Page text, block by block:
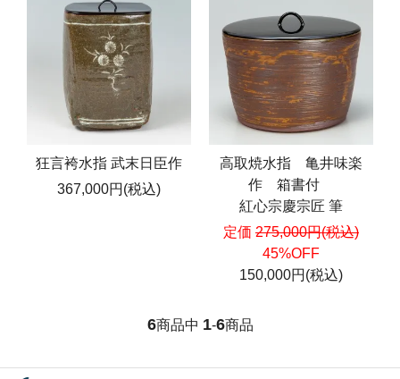
狂言袴水指 武末日臣作
367,000円(税込)
高取焼水指 亀井味楽
作 箱書付
紅心宗慶宗匠 筆
定価 275,000円(税込)
45%OFF
150,000円(税込)
6商品中 1-6商品